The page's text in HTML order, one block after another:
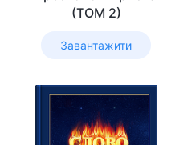
(ТОМ 2)
Завантажити